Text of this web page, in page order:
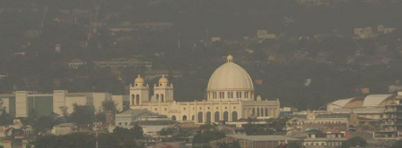
RELATED TOPICS:
CHINANDEGA
CONRED
COPECO
DEPRESIÓN TROPICAL CRISTINA
DERRUMBES
EMERGENCIAS CLIMÁTICAS
ESCUINTLA
FUERTES VIENTOS
GUATEMALA
HONDURAS
INUNDACIONES
IZTAPA LAS PEÑITAS
LLUVIAS EN CENTROAMÉRICA
NICARAGUA
OLEAJE ELEVADO
PASO CABALLOS
PONELOYA
PROTECCIÓN CIVIL
SAN JOSÉ ESCUINTLA SANTA ROSA
extramatrimoniales y el uso de material íntimo como
herramienta de chantaje.
#OPINE. El Gaula de la
Policía capturó en